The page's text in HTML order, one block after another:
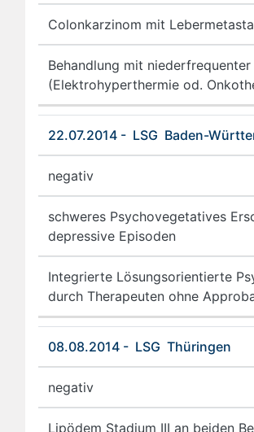
Colonkarzinom mit
Behandlung mit niederfrequenter
(Elektrohyperthermie od.
22.07.2014 - LSG Baden-
negativ
schweres Psychovegetatives
depressive Episoden
Integrierte Lösungsorientierte
durch Therapeuten ohne
08.08.2014 - LSG Thüringen
negativ
Lipödem Stadium III an beiden